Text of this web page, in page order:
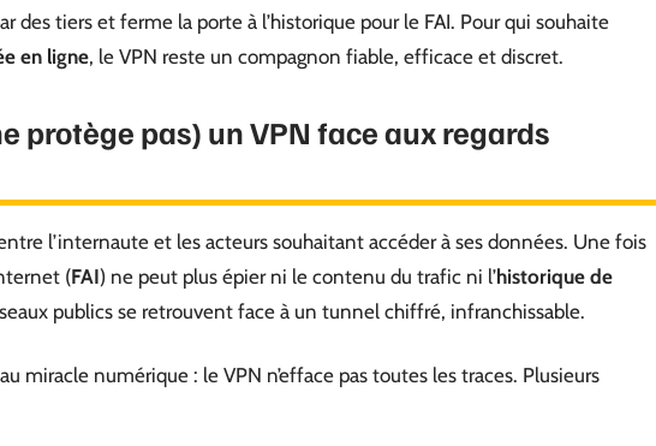
des tiers et ferme la porte à l’historique pour le FAI. Pour qui souhaite
en ligne, le VPN reste un compagnon fiable, efficace et discret.
protège pas) un VPN face aux regards
l’internaute et les acteurs souhaitant accéder à ses données. Une fois
(FAI) ne peut plus épier ni le contenu du trafic ni l’historique de
publics se retrouvent face à un tunnel chiffré, infranchissable.
miracle numérique : le VPN n’efface pas toutes les traces. Plusieurs